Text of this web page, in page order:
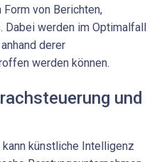
von Berichten,
Dabei werden im Optimalfall
derer
werden können.
und
künstliche Intelligenz